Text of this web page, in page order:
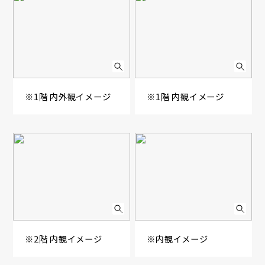
※1階 内外観イメージ ※1階 内観イメージ
※2階 内観イメージ ※内観イメージ